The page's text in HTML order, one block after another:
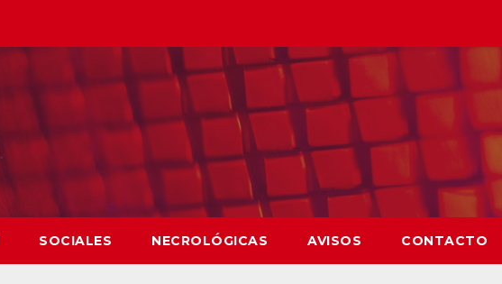
SOCIALES NECROLÓGICAS AVISOS CONTACTO